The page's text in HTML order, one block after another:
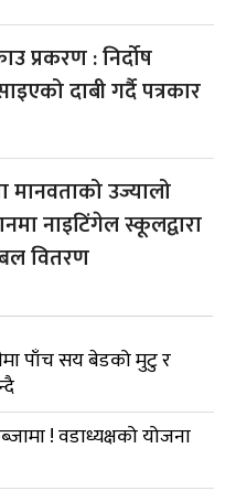
प्रकरण : निर्दोष
दाबी गर्दै पत्रकार
मानवताको उज्यालो
नाइटिंगेल स्कूलद्वारा
वितरण
पाँच सय बेडको मुटु र
! वडाध्यक्षको योजना